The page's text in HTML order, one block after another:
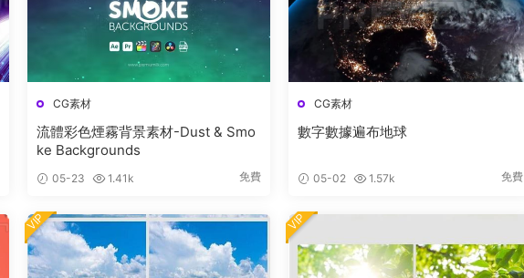
CG素材
流體彩色煙霧背景素材-Dust & Smo
ke Backgrounds
05-23 1.41k 免費
CG素材
數字數據遍布地球
05-02 1.57k 免費
VIP VIP